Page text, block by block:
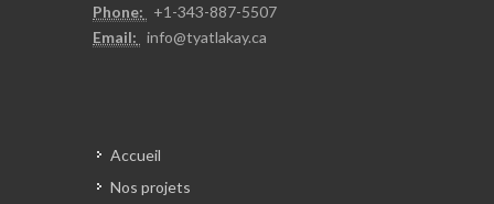
Phone: +1-343-887-5507
Email: info@tyatlakay.ca
Accueil
Nos projets